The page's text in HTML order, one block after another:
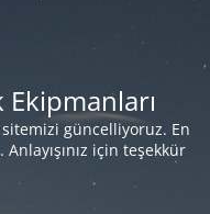
güncelliyoruz. En
için teşekkür